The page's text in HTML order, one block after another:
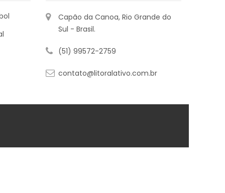
Capão da Canoa, Rio Grande do
Sul - Brasil.
(51) 99572-2759
contato@litoralativo.com.br